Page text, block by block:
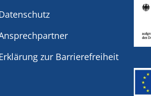
auszublenden
zur Barrierefreiheit